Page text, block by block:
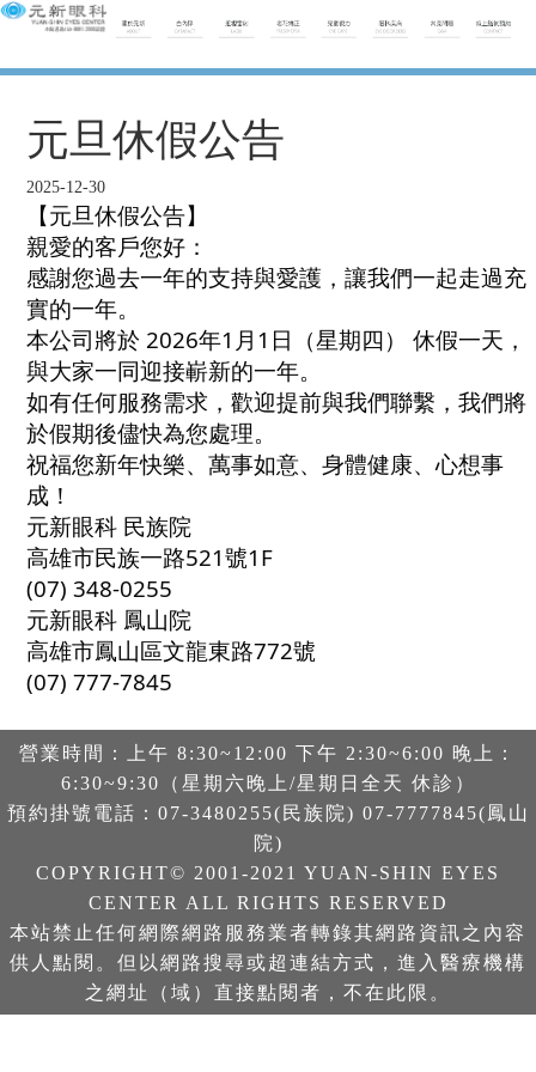
元旦休假公告
2025-12-30
【元旦休假公告】
親愛的客戶您好：
感謝您過去一年的支持與愛護，讓我們一起走過充
實的一年。
本公司將於 2026年1月1日（星期四） 休假一天，
與大家一同迎接嶄新的一年。
如有任何服務需求，歡迎提前與我們聯繫，我們將
於假期後儘快為您處理。
祝福您新年快樂、萬事如意、身體健康、心想事
成！
元新眼科 民族院
高雄市民族一路521號1F
(07) 348-0255
元新眼科 鳳山院
高雄市鳳山區文龍東路772號
(07) 777-7845
營業時間：上午 8:30~12:00 下午 2:30~6:00 晚上：
6:30~9:30（星期六晚上/星期日全天 休診）
預約掛號電話：07-3480255(民族院) 07-7777845(鳳山
院)
COPYRIGHT© 2001-2021 YUAN-SHIN EYES
CENTER ALL RIGHTS RESERVED
本站禁止任何網際網路服務業者轉錄其網路資訊之內容
供人點閱。但以網路搜尋或超連結方式，進入醫療機構
之網址（域）直接點閱者，不在此限。